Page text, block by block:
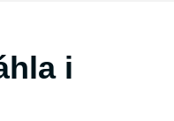
i